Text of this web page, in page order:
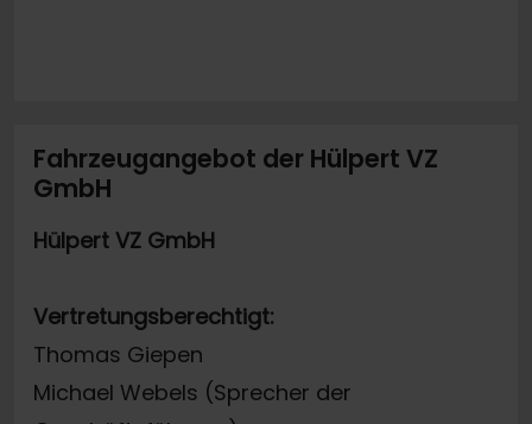
Fahrzeugangebot der Hülpert VZ
GmbH
Hülpert VZ GmbH
Vertretungsberechtigt:
Thomas Giepen
Michael Webels (Sprecher der